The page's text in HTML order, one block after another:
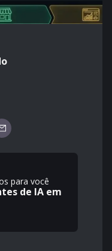
para você
de IA em